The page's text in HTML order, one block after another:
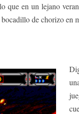
que en un lejano
de chorizo en